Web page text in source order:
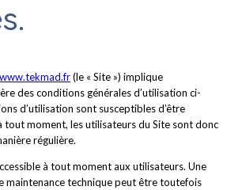
(le « Site ») implique
des conditions générales d’utilisation ci-
d’utilisation sont susceptibles d’être
tout moment, les utilisateurs du Site sont donc
régulière.
à tout moment aux utilisateurs. Une
maintenance technique peut être toutefois